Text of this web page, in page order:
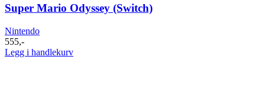
Super Mario Odyssey (Switch)
Nintendo
555,-
Legg i handlekurv